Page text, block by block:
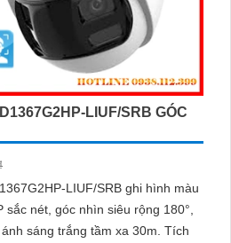
LIUF/SRB GÓC
LIUF/SRB ghi hình màu
sắc nét, góc nhìn siêu rộng 180°,
sáng trắng tầm xa 30m. Tích